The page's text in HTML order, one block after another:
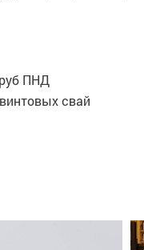
ПНД
свай